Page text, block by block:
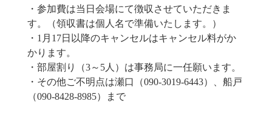
・参加費は当日会場にて徴収させていただきま
す。（領収書は個人名で準備いたします。）
・1月17日以降のキャンセルはキャンセル料がか
かります。
・部屋割り（3～5人）は事務局に一任願います。
・その他ご不明点は瀬口（090-3019-6443）、船戸
（090-8428-8985）まで